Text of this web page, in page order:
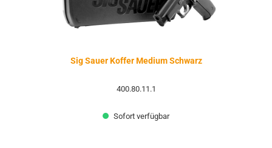
Sig Sauer Koffer Medium Schwarz
400.80.11.1
Sofort verfügbar